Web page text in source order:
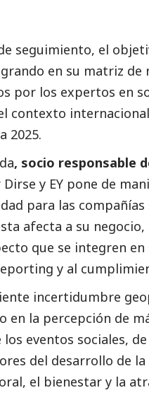
seguimiento, el
en su matriz de
por los expertos en
contexto
2025.
, socio responsable
y EY pone de
para las
afecta a su
que se integren
y al
incertidumbre
en la percepción de
eventos sociales,
del desarrollo de
el bienestar y la